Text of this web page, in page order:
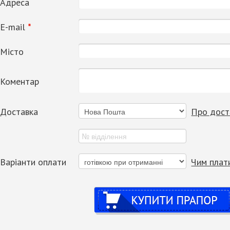
Е-mail *
Місто
Коментар
Доставка Про
Варіанти оплати Чим
Купити